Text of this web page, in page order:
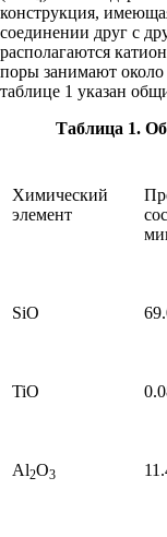
конструкция,
соединении друг с
располагаются
поры занимают
таблице 1 указан
Таблица 1.
Химический
элемент
SiO
TiO
Al2O3